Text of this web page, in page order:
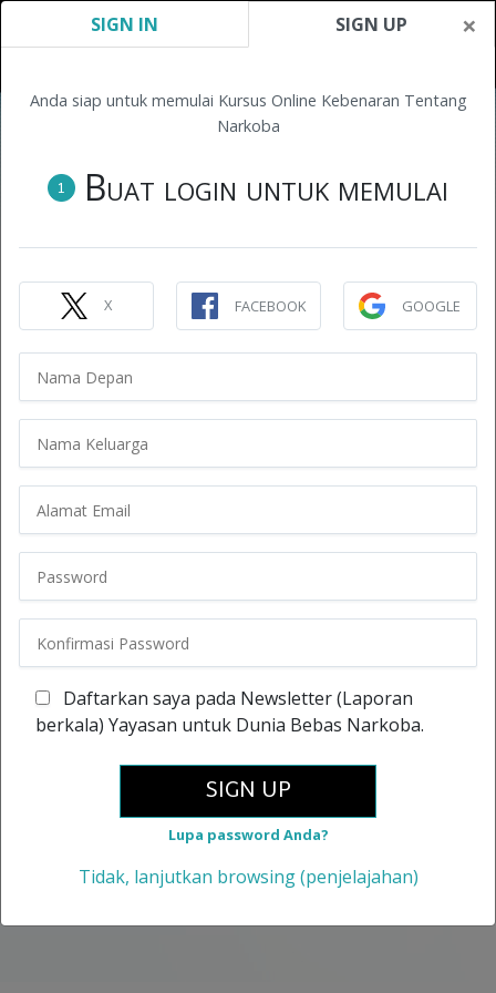
×
SIGN IN SIGN UP
Anda siap untuk memulai Kursus Online Kebenaran Tentang
Narkoba
1 Buat login untuk memulai
X FACEBOOK GOOGLE
Daftarkan saya pada Newsletter (Laporan
berkala) Yayasan untuk Dunia Bebas Narkoba.
SIGN UP
Lupa password Anda?
Tidak, lanjutkan browsing (penjelajahan)